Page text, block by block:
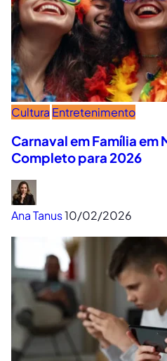
Cultura Entretenimento
Carnaval em Família em
Completo para 2026
Ana Tanus10/02/2026